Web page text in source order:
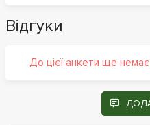
Відгуки
До цієї анкети ще